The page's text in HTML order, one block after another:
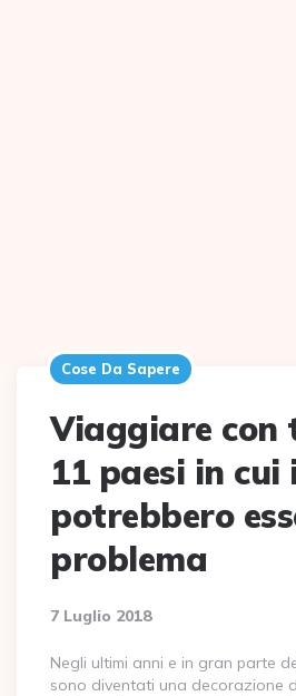
Cose Da Sapere
Viaggiare con
11 paesi in
potrebbero
problema
7 Luglio 2018
Negli ultimi anni e in gran parte
sono diventati una decorazione